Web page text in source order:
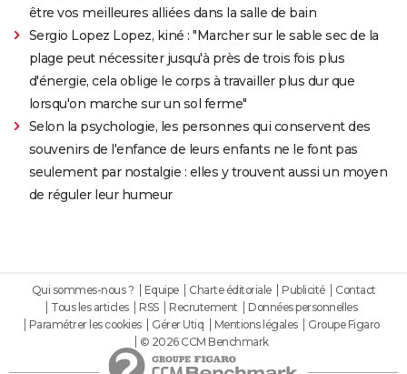
être vos meilleures alliées dans la salle de bain
Sergio Lopez Lopez, kiné : "Marcher sur le sable sec de la
plage peut nécessiter jusqu'à près de trois fois plus
d'énergie, cela oblige le corps à travailler plus dur que
lorsqu'on marche sur un sol ferme"
Selon la psychologie, les personnes qui conservent des
souvenirs de l'enfance de leurs enfants ne le font pas
seulement par nostalgie : elles y trouvent aussi un moyen
de réguler leur humeur
Qui sommes-nous ? Equipe Charte éditoriale Publicité
Contact
Tous les articles
RSS Recrutement
Données personnelles
Paramétrer les cookies
Gérer Utiq Mentions légales
Groupe Figaro
© 2026 CCM Benchmark